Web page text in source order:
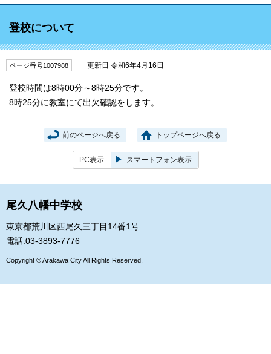
登校について
ページ番号1007988 更新日 令和6年4月16日
登校時間は8時00分～8時25分です。
8時25分に教室にて出欠確認をします。
前のページへ戻る トップページへ戻る
PC表示 スマートフォン表示
尾久八幡中学校
東京都荒川区西尾久三丁目14番1号
電話:03-3893-7776
Copyright © Arakawa City All Rights Reserved.